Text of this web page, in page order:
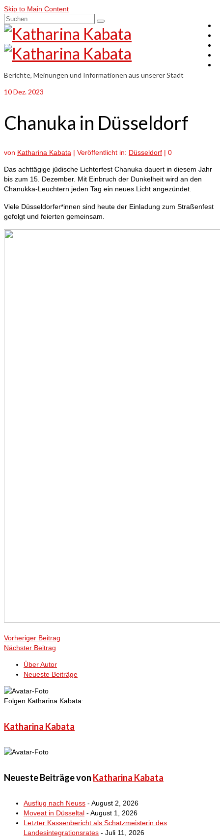
Skip to Main Content
Suchen
nach:
Berichte, Meinungen und Informationen aus unserer Stadt
10Dez. 2023
Chanuka in Düsseldorf
von Katharina Kabata | Veröffentlicht in: Düsseldorf | 0
Das achttägige jüdische Lichterfest Chanuka dauert in diesem Jahr
bis zum 15. Dezember. Mit Einbruch der Dunkelheit wird an den
Chanukka-Leuchtern jeden Tag ein neues Licht angezündet.
Viele Düsseldorfer*innen sind heute der Einladung zum Straßenfest
gefolgt und feierten gemeinsam.
Vorheriger Beitrag
Nächster Beitrag
Über Autor
Neueste Beiträge
Folgen Katharina Kabata:
Katharina Kabata
Neueste Beiträge von Katharina Kabata
Ausflug nach Neuss - August 2, 2026
Moveat in Düsseltal - August 1, 2026
Letzter Kassenbericht als Schatzmeisterin des
Landesintegrationsrates - Juli 11, 2026